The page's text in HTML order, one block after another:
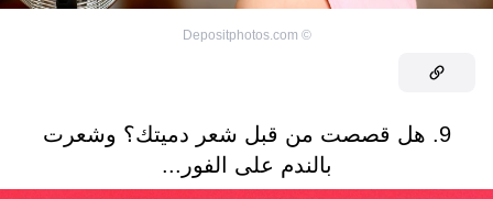
©
Depositphotos.com
9. هل قصصت من قبل شعر دميتك؟ وشعرت
بالندم على الفور...